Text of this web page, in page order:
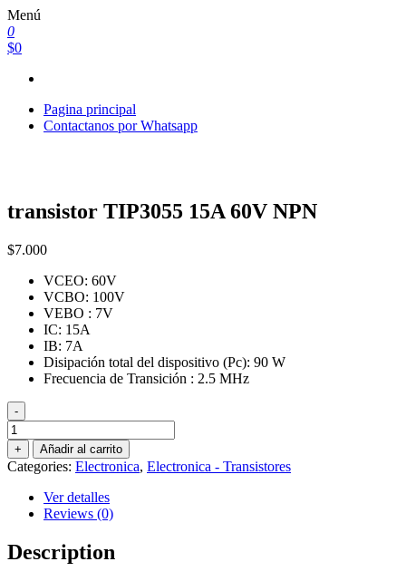
Saltar
al
contenido
Menú
0
$0
Pagina principal
Contactanos por Whatsapp
transistor TIP3055 15A 60V NPN
$7.000
VCEO: 60V
VCBO: 100V
VEBO : 7V
IC: 15A
IB: 7A
Disipación total del dispositivo (Pc): 90 W
Frecuencia de Transición : 2.5 MHz
-
transistor
TIP3055
15A
60V
NPN
quantity
+ Añadir al carrito
Categories: Electronica, Electronica - Transistores
Ver detalles
Reviews (0)
Description